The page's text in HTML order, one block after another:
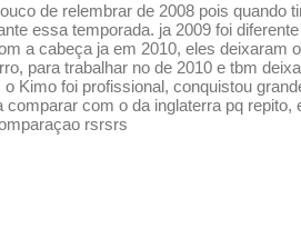
de relembrar de 2008 pois quando
essa temporada. ja 2009 foi
a cabeça ja em 2010, eles deixaram
para trabalhar no de 2010 e tbm
Kimo foi profissional, conquistou
com o da inglaterra pq repito,
rsrsrs